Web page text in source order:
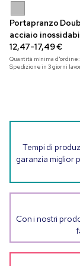
Portapranzo
acciaio
incisione
12,47-17,49 €
Quantità minima d'ordine:
Spedizione in 3 giorni
Tempi di
garanzia miglior
Con i nostri